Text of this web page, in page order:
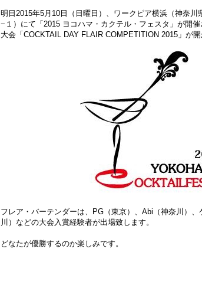
明日2015年5月10日（日曜日）、ワークピア横浜（神奈川
−１）にて「2015 ヨコハマ・カクテル・フェスタ」が開
大会「COCKTAIL DAY FLAIR COMPETITION 2015」が開
フレア・バーテンダーは、PG（東京）、Abi（神奈川）
川）などの大会入賞経験者が出場致します。
どなたが優勝するのか楽しみです。